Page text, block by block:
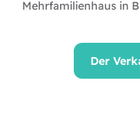
Mehrfamilienhaus in
Der